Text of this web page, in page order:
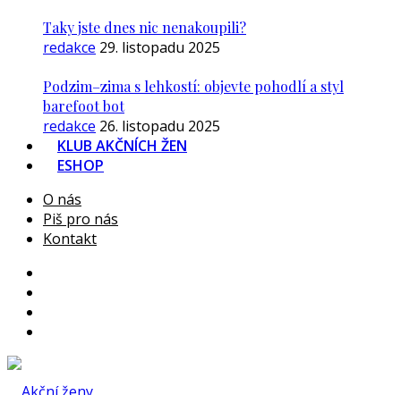
Taky jste dnes nic nenakoupili?
redakce 29. listopadu 2025
Podzim–zima s lehkostí: objevte pohodlí a styl
barefoot bot
redakce 26. listopadu 2025
KLUB AKČNÍCH ŽEN
ESHOP
O nás
Piš pro nás
Kontakt